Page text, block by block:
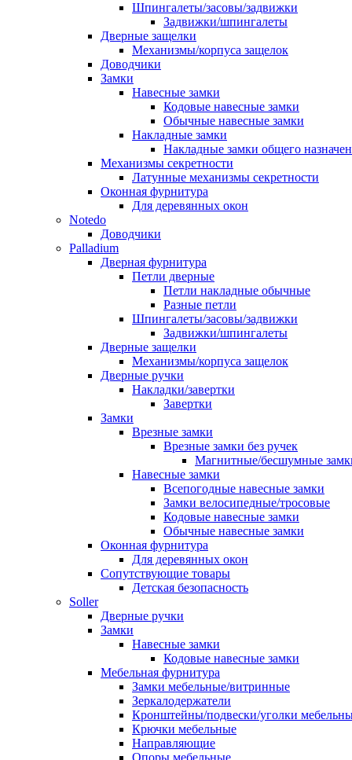
Шпингалеты/засовы/задвижки
Задвижки/шпингалеты
Дверные защелки
Механизмы/корпуса защелок
Доводчики
Замки
Навесные замки
Кодовые навесные замки
Обычные навесные замки
Накладные замки
Накладные замки общего
Механизмы секретности
Латунные механизмы секретности
Оконная фурнитура
Для деревянных окон
Notedo
Доводчики
Palladium
Дверная фурнитура
Петли дверные
Петли накладные обычные
Разные петли
Шпингалеты/засовы/задвижки
Задвижки/шпингалеты
Дверные защелки
Механизмы/корпуса защелок
Дверные ручки
Накладки/завертки
Завертки
Замки
Врезные замки
Врезные замки без ручек
Магнитные/бесшумные
Навесные замки
Всепогодные навесные замки
Замки велосипедные/тросовые
Кодовые навесные замки
Обычные навесные замки
Оконная фурнитура
Для деревянных окон
Сопутствующие товары
Детская безопасность
Soller
Дверные ручки
Замки
Навесные замки
Кодовые навесные замки
Мебельная фурнитура
Замки мебельные/витринные
Зеркалодержатели
Кронштейны/подвески/уголки
Крючки мебельные
Направляющие
Опоры мебельные